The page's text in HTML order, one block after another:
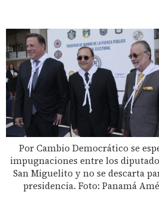
Por Cambio Democrático se
impugnaciones entre los
San Miguelito y no se descarta
presidencia. Foto: Panamá